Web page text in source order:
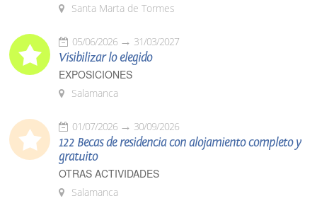
Santa Marta de Tormes
05/06/2026 31/03/2027
Visibilizar lo elegido
EXPOSICIONES
Salamanca
01/07/2026 30/09/2026
122 Becas de residencia con alojamiento completo y
gratuito
OTRAS ACTIVIDADES
Salamanca